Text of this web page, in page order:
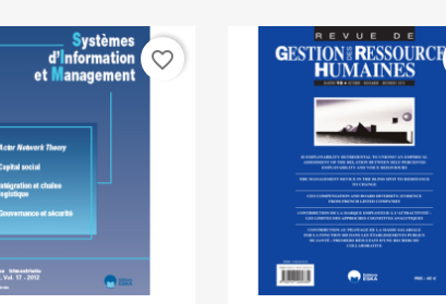
favorite_border